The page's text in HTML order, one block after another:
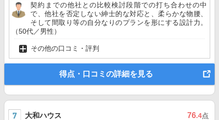
契約までの他社との比較検討段階での打ち合わせの中
で、他社を否定しない紳士的な対応と、柔らかな物腰、
そして間取り等の自分なりのプランを形にする設計力。
（50代／男性）
その他の口コミ・評判
得点・口コミの詳細を見る
大和ハウス 76.4点